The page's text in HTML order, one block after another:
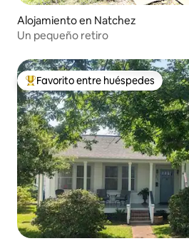
Alojamiento en Natchez
Un pequeño retiro
Favorito entre huéspedes preferido
Favorito entre huéspedes